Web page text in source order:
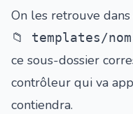
On les retrouve
📁 templates/
ce sous-dossier
contrôleur qui va
contiendra.